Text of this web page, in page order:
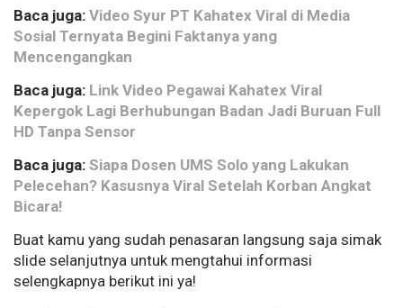
Baca juga: Video Syur PT Kahatex Viral di Media
Sosial Ternyata Begini Faktanya yang
Mencengangkan
Baca juga: Link Video Pegawai Kahatex Viral
Kepergok Lagi Berhubungan Badan Jadi Buruan Full
HD Tanpa Sensor
Baca juga: Siapa Dosen UMS Solo yang Lakukan
Pelecehan? Kasusnya Viral Setelah Korban Angkat
Bicara!
Buat kamu yang sudah penasaran langsung saja simak
slide selanjutnya untuk mengtahui informasi
selengkapnya berikut ini ya!